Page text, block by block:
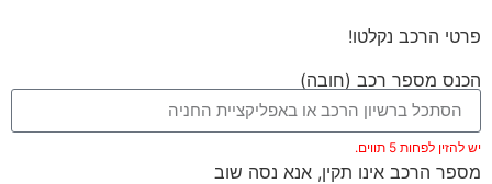
פרטי הרכב נקלטו!
הכנס מספר רכב (חובה)
יש להזין לפחות 5 תווים.
מספר הרכב אינו תקין, אנא נסה שוב